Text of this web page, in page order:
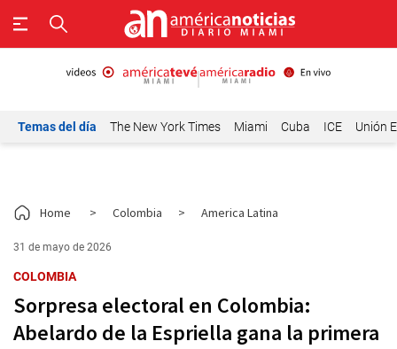
Temas del día The New York Times Miami Cuba ICE Unión
Home > Colombia > America Latina
31 de mayo de 2026
COLOMBIA
Sorpresa electoral en Colombia:
Abelardo de la Espriella gana la primera